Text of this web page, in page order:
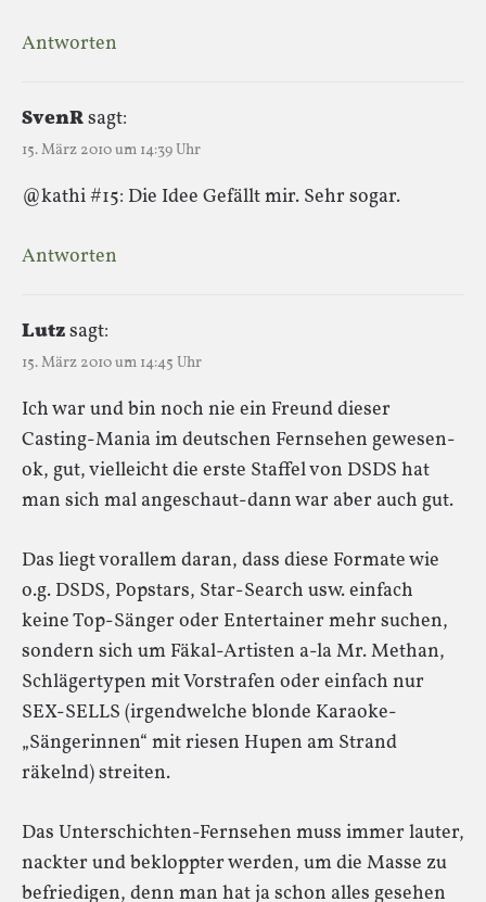
Antworten
SvenRsagt:
15. März 2010 um 14:39 Uhr
@kathi #15: Die Idee Gefällt mir. Sehr sogar.
Antworten
Lutzsagt:
15. März 2010 um 14:45 Uhr
Ich war und bin noch nie ein Freund dieser
Casting-Mania im deutschen Fernsehen gewesen-
ok, gut, vielleicht die erste Staffel von DSDS hat
man sich mal angeschaut-dann war aber auch gut.
Das liegt vorallem daran, dass diese Formate wie
o.g. DSDS, Popstars, Star-Search usw. einfach
keine Top-Sänger oder Entertainer mehr suchen,
sondern sich um Fäkal-Artisten a-la Mr. Methan,
Schlägertypen mit Vorstrafen oder einfach nur
SEX-SELLS (irgendwelche blonde Karaoke-
„Sängerinnen“ mit riesen Hupen am Strand
räkelnd) streiten.
Das Unterschichten-Fernsehen muss immer lauter,
nackter und bekloppter werden, um die Masse zu
befriedigen, denn man hat ja schon alles gesehen